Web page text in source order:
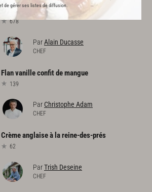
de gérer ses listes de diffusion.
Confiturede lait
678
ParAlain Ducasse
CHEF
Flanvanilleconfitdemangue
139
Par Christophe Adam
CHEF
Crèmeanglaiseà lareine-des-prés
62
ParTrish Deseine
CHEF